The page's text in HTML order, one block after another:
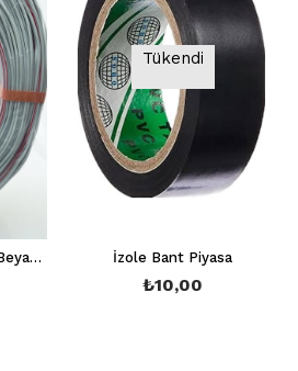
2*0,75 Mm Kordon Kablo Beyaz 100 Metre
Tükendi
İzole Bant Piyasa
₺10,00